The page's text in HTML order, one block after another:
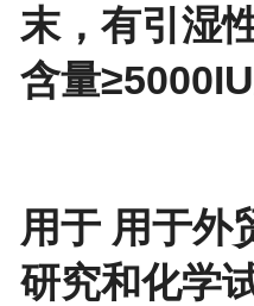
末，有引湿
含量
用于 用于外
研究和化学